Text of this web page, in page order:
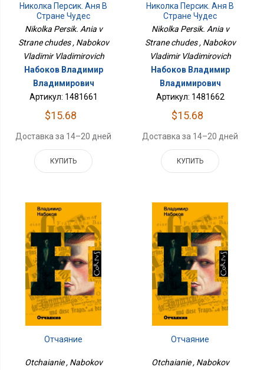
Николка Персик. Аня В
Стране Чудес
Nikolka Persik. Ania v
Strane chudes , Nabokov
Vladimir Vladimirovich
Набоков Владимир
Владимирович
Артикул: 1481661
$15.68
Доставка за 14–20 дней
КУПИТЬ
Николка Персик. Аня В
Стране Чудес
Nikolka Persik. Ania v
Strane chudes , Nabokov
Vladimir Vladimirovich
Набоков Владимир
Владимирович
Артикул: 1481662
$15.68
Доставка за 14–20 дней
КУПИТЬ
Отчаяние
Otchaianie , Nabokov
Отчаяние
Otchaianie , Nabokov